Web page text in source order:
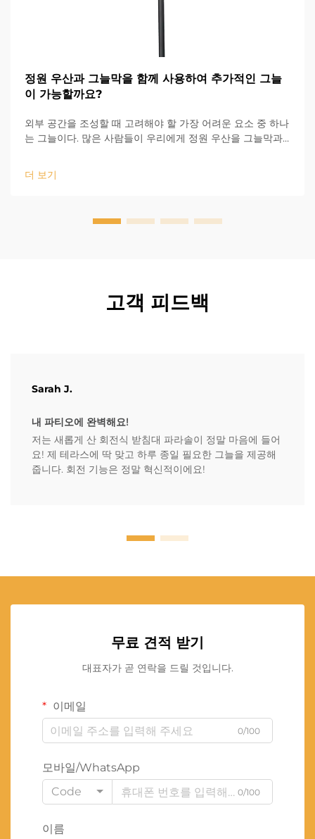
정원 우산과 그늘막을 함께 사용하여 추가적인 그늘
이 가능할까요?
외부 공간을 조성할 때 고려해야 할 가장 어려운 요소 중 하나
는 그늘이다. 많은 사람들이 우리에게 정원 우산을 그늘막과
가능하다! 야외 테라스 우산은 이동과 조절이 간편하기 때문
에 잘 맞...
더 보기
고객 피드백
Sarah J.
내 파티오에 완벽해요!
저는 새롭게 산 회전식 받침대 파라솔이 정말 마음에 들어
요! 제 테라스에 딱 맞고 하루 종일 필요한 그늘을 제공해
줍니다. 회전 기능은 정말 혁신적이에요!
무료 견적 받기
대표자가 곧 연락을 드릴 것입니다.
이메일
0/100
모바일/WhatsApp
Code
0/100
이름